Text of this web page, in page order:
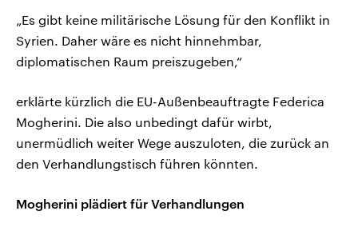
„Es gibt keine militärische Lösung für den Konflikt in
Syrien. Daher wäre es nicht hinnehmbar,
diplomatischen Raum preiszugeben,“
erklärte kürzlich die EU-Außenbeauftragte Federica
Mogherini. Die also unbedingt dafür wirbt,
unermüdlich weiter Wege auszuloten, die zurück an
den Verhandlungstisch führen könnten.
Mogherini plädiert für Verhandlungen